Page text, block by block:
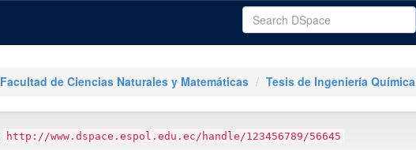
Facultad de Ciencias Naturales y Matemáticas Tesis de Ingeniería Química
http://www.dspace.espol.edu.ec/handle/123456789/56645